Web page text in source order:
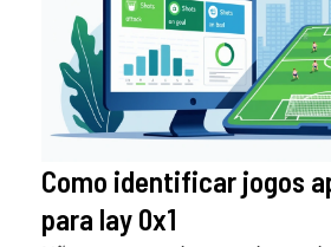
Como identificar jogos
para lay 0x1